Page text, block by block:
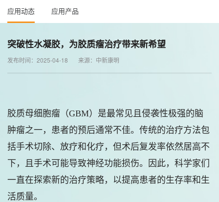
应用动态 应用产品
突破性水凝胶，为胶质瘤治疗带来新希望
发布时间：2025-04-18 来源：中新康明
胶质母细胞瘤（GBM）是最常见且侵袭性极强的脑
肿瘤之一，患者的预后通常不佳。传统的治疗方法包
括手术切除、放疗和化疗，但术后复发率依然居高不
下，且手术可能导致神经功能损伤。因此，科学家们
一直在探索新的治疗策略，以提高患者的生存率和生
活质量。